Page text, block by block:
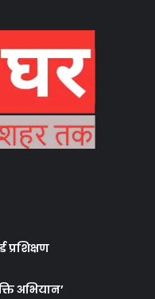
अभियान’